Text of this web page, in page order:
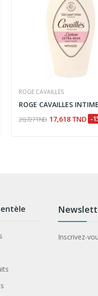
ROGE CAVAILLES
20,727 TND 17,618 TND -
Inscrivez-